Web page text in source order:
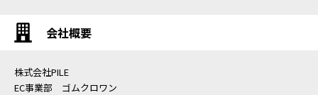
会社概要
株式会社PILE
EC事業部 ゴムクロワン